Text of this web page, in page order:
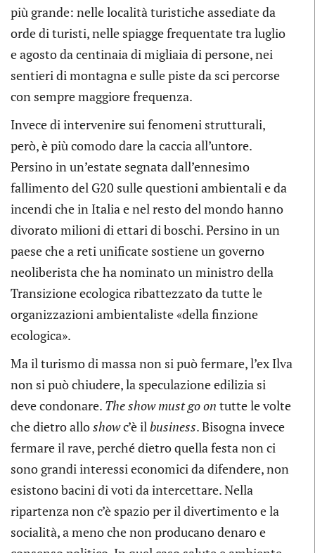
più grande: nelle località turistiche assediate da
orde di turisti, nelle spiagge frequentate tra luglio
e agosto da centinaia di migliaia di persone, nei
sentieri di montagna e sulle piste da sci percorse
con sempre maggiore frequenza.
Invece di intervenire sui fenomeni strutturali,
però, è più comodo dare la caccia all’untore.
Persino in un’estate segnata dall’ennesimo
fallimento del G20 sulle questioni ambientali e da
incendi che in Italia e nel resto del mondo hanno
divorato milioni di ettari di boschi. Persino in un
paese che a reti unificate sostiene un governo
neoliberista che ha nominato un ministro della
Transizione ecologica ribattezzato da tutte le
organizzazioni ambientaliste «della finzione
ecologica».
Ma il turismo di massa non si può fermare, l’ex Ilva
non si può chiudere, la speculazione edilizia si
deve condonare. The show must go on tutte le volte
che dietro alloshowc’è il business. Bisogna invece
fermare il rave, perché dietro quella festa non ci
sono grandi interessi economici da difendere, non
esistono bacini di voti da intercettare. Nella
ripartenza non c’è spazio per il divertimento e la
socialità, a meno che non producano denaro e